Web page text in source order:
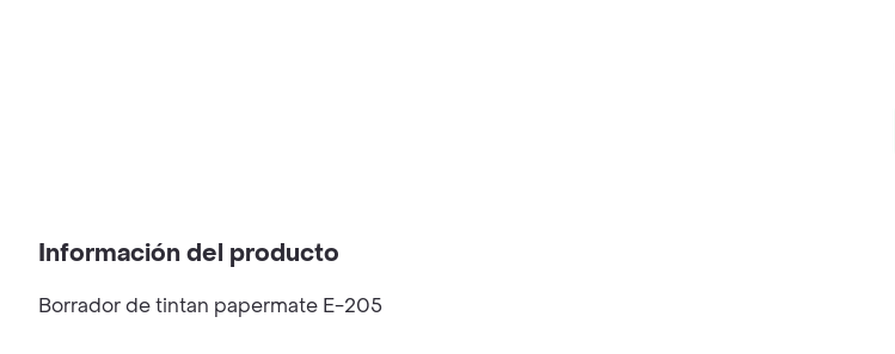
Información del producto
Borrador de tintan papermate E-205